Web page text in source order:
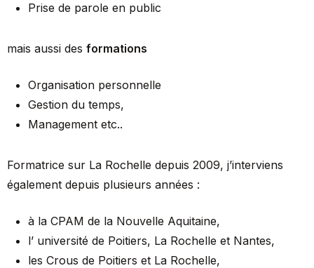
Prise de parole en public
mais aussi des formations
Organisation personnelle
Gestion du temps,
Management etc..
Formatrice sur La Rochelle depuis 2009, j’interviens
également depuis plusieurs années :
à la CPAM de la Nouvelle Aquitaine,
l’ université de Poitiers, La Rochelle et Nantes,
les Crous de Poitiers et La Rochelle,